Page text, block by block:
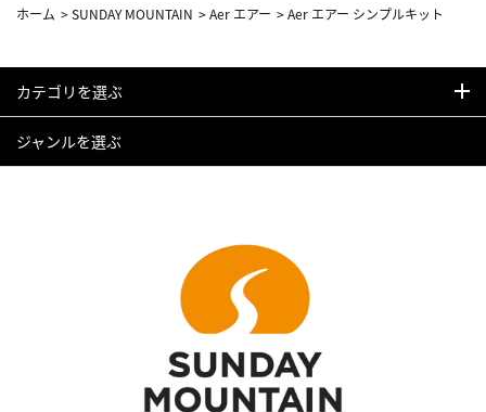
ホーム >SUNDAY MOUNTAIN >Aer エアー >Aer エアー シンプルキット
カテゴリを選ぶ
ジャンルを選ぶ